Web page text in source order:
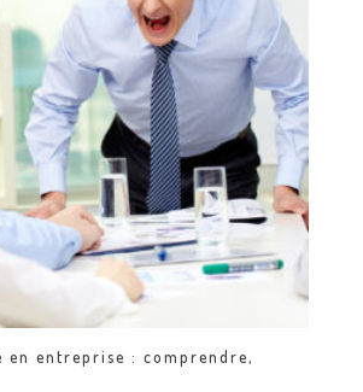
en entreprise : comprendre,